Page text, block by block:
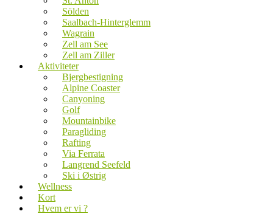
Sölden
Saalbach-Hinterglemm
Wagrain
Zell am See
Zell am Ziller
Aktiviteter
Bjergbestigning
Alpine Coaster
Canyoning
Golf
Mountainbike
Paragliding
Rafting
Via Ferrata
Langrend Seefeld
Ski i Østrig
Wellness
Kort
Hvem er vi ?